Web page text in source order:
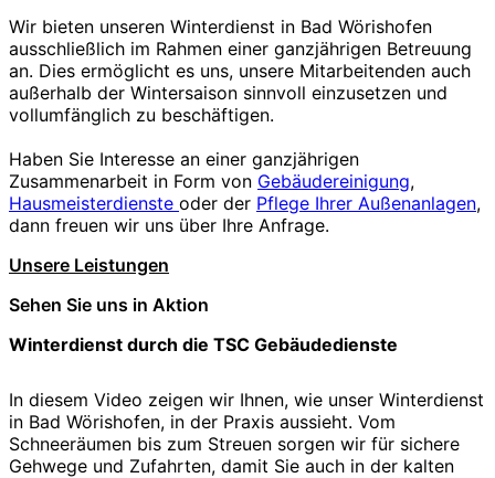
Wir bieten unseren Winterdienst in Bad Wörishofen
ausschließlich im Rahmen einer ganzjährigen Betreuung
an. Dies ermöglicht es uns, unsere Mitarbeitenden auch
außerhalb der Wintersaison sinnvoll einzusetzen und
vollumfänglich zu beschäftigen.
Haben Sie Interesse an einer ganzjährigen
Zusammenarbeit in Form von Gebäudereinigung,
Hausmeisterdienste oder der Pflege Ihrer Außenanlagen,
dann freuen wir uns über Ihre Anfrage.
Unsere Leistungen
Sehen Sie uns in Aktion
Winterdienst durch die TSC Gebäudedienste
In diesem Video zeigen wir Ihnen, wie unser Winterdienst
in Bad Wörishofen, in der Praxis aussieht. Vom
Schneeräumen bis zum Streuen sorgen wir für sichere
Gehwege und Zufahrten, damit Sie auch in der kalten